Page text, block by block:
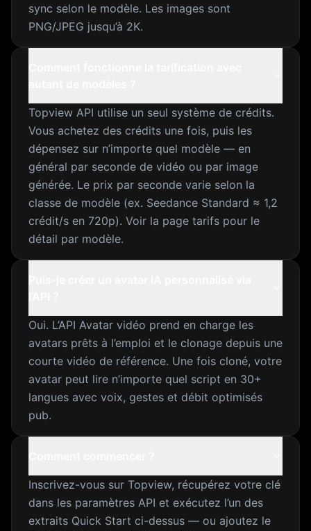
sync selon le modèle. Les images sont
PNG/JPEG jusqu’à 2K.
Topview API utilise un seul système de crédits.
Vous achetez des crédits une fois, puis les
dépensez sur n’importe quel modèle — en
général par seconde de vidéo ou par image
générée. Le prix par seconde varie selon la
classe de modèle (ex. Seedance Standard ≈ 1,2
crédit/s en 720p). Voir la page tarifs pour le
détail par modèle.
Oui. L’API Avatar vidéo prend en charge les
avatars prêts à l’emploi et le clonage depuis une
courte vidéo de référence. Une fois cloné, votre
avatar peut lire n’importe quel script en 30+
langues avec voix, gestes et débit optimisés
pub.
Inscrivez-vous sur Topview, récupérez votre clé
dans les paramètres API et exécutez l’un des
extraits Quick Start ci-dessus — ou ajoutez le